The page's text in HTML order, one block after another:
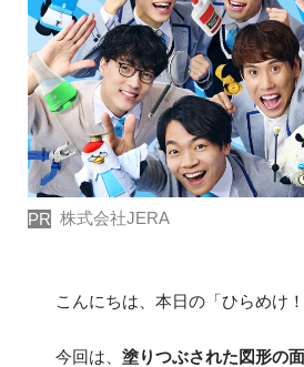
PR 株式会社JERA
こんにちは、本日の「ひらめけ
今回は、塗りつぶされた図形の